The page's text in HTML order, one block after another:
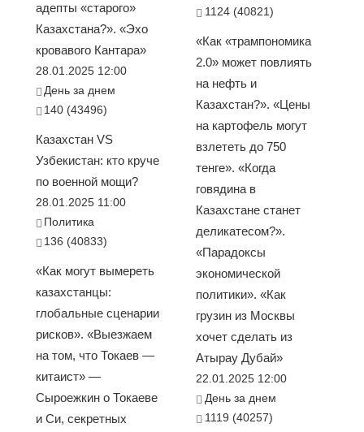
адепты «старого»
Казахстана?». «Эхо
кровавого Кантара»
28.01.2025 12:00
День за днем
140 (43496)
Казахстан VS
Узбекистан: кто круче
по военной мощи?
28.01.2025 11:00
Политика
136 (40833)
«Как могут вымереть
казахстанцы:
глобальные сценарии
рисков». «Выезжаем
на том, что Токаев —
китаист» —
Сыроежкин о Токаеве
и Си, секретных
1124 (40821)
«Как «трампономика
2.0» может повлиять
на нефть и
Казахстан?». «Цены
на картофель могут
взлететь до 750
тенге». «Когда
говядина в
Казахстане станет
деликатесом?».
«Парадоксы
экономической
политики». «Как
грузин из Москвы
хочет сделать из
Атырау Дубай»
22.01.2025 12:00
День за днем
1119 (40257)